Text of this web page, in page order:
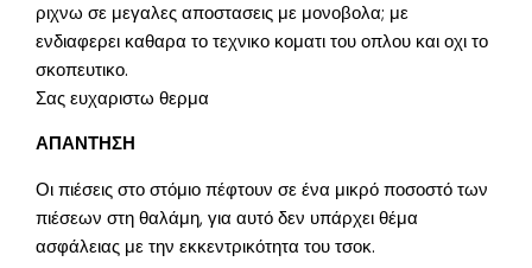
ριχνω σε μεγαλες αποστασεις με μονοβολα; με
ενδιαφερει καθαρα το τεχνικο κοματι του οπλου και οχι το
σκοπευτικο.
Σας ευχαριστω θερμα
ΑΠΑΝΤΗΣΗ
Οι πιέσεις στο στόμιο πέφτουν σε ένα μικρό ποσοστό των
πιέσεων στη θαλάμη, για αυτό δεν υπάρχει θέμα
ασφάλειας με την εκκεντρικότητα του τσοκ.